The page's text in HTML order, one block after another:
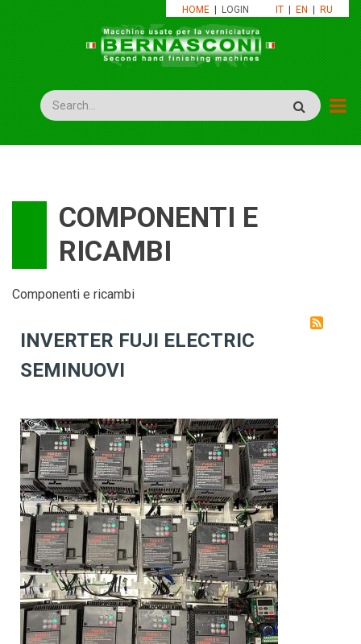
HOME LOGIN IT EN RU
Rechercher
COMPONENTI E
RICAMBI
Componenti e ricambi
INVERTER FUJI ELECTRIC
SEMINUOVI